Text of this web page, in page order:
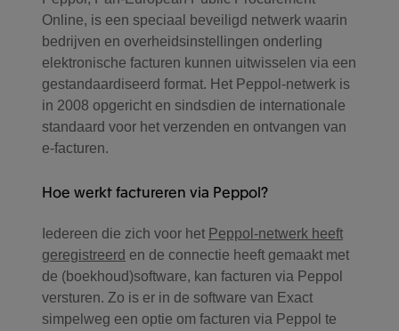
Online, is een speciaal beveiligd netwerk waarin
bedrijven en overheidsinstellingen onderling
elektronische facturen kunnen uitwisselen via een
gestandaardiseerd format. Het Peppol-netwerk is
in 2008 opgericht en sindsdien de internationale
standaard voor het verzenden en ontvangen van
e-facturen.
Hoe werkt factureren via Peppol?
Iedereen die zich voor het Peppol-netwerk heeft
geregistreerd en de connectie heeft gemaakt met
de (boekhoud)software, kan facturen via Peppol
versturen. Zo is er in de software van Exact
simpelweg een optie om facturen via Peppol te